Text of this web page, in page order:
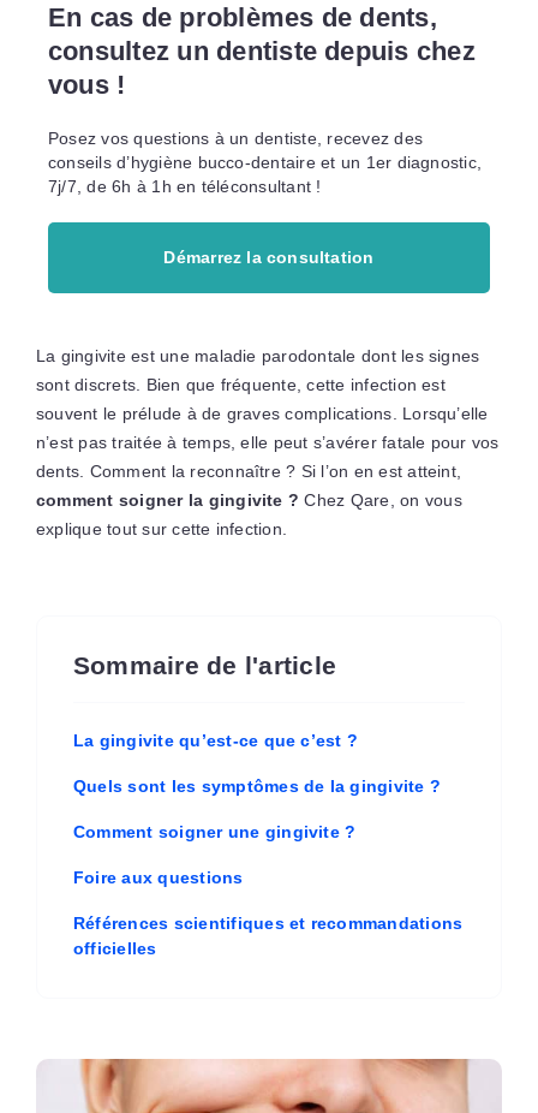
En cas de problèmes de dents,
consultez un dentiste depuis chez
vous !
Posez vos questions à un dentiste, recevez des
conseils d’hygiène bucco-dentaire et un 1er diagnostic,
7j/7, de 6h à 1h en téléconsultant !
Démarrez la consultation
La gingivite est une maladie parodontale dont les signes
sont discrets. Bien que fréquente, cette infection est
souvent le prélude à de graves complications. Lorsqu’elle
n’est pas traitée à temps, elle peut s’avérer fatale pour vos
dents. Comment la reconnaître ? Si l’on en est atteint,
comment soigner la gingivite ? Chez Qare, on vous
explique tout sur cette infection.
Sommaire de l'article
La gingivite qu’est-ce que c’est ?
Quels sont les symptômes de la gingivite ?
Comment soigner une gingivite ?
Foire aux questions
Références scientifiques et recommandations
officielles